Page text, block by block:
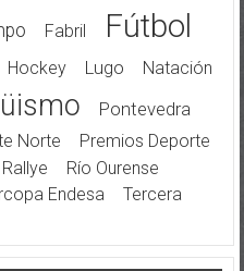
Fabril Fútbol
Hockey Lugo Natación
Pontevedra
Norte
Premios Deporte
Rallye
Río Ourense
Endesa
Tercera